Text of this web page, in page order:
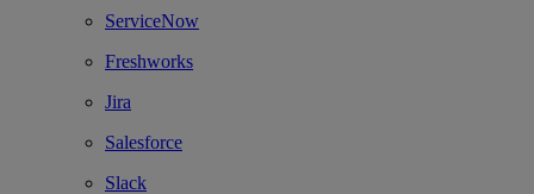
ServiceNow
Freshworks
Jira
Salesforce
Slack